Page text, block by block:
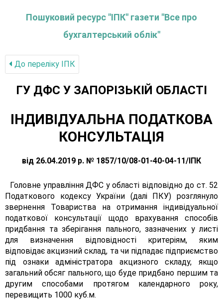
Пошуковий ресурс "ІПК" газети "Все про
бухгалтерський облік"
До переліку IПК
ГУ ДФС У ЗАПОРIЗЬКIЙ ОБЛАСТI
ІНДИВІДУАЛЬНА ПОДАТКОВА
КОНСУЛЬТАЦІЯ
від 26.04.2019 р. № 1857/10/08-01-40-04-11/ІПК
Головне управління ДФС у області відповідно до ст. 52
Податкового кодексу України (далі ПКУ) розглянуло
звернення Товариства на отримання індивідуальної
податкової консультації щодо врахування способів
придбання та зберігання пального, зазначених у листі
для визначення відповідності критеріям, яким
відповідає акцизний склад, та чи підпадає підприємство
під ознаки адміністратора акцизного складу, якщо
загальний обсяг пального, що буде придбано першим та
другим способами протягом календарного року,
перевищить 1000 куб.м.